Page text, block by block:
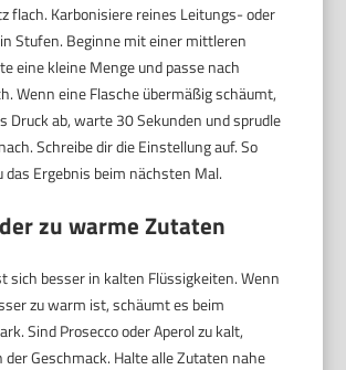
flach. Karbonisiere reines Leitungs- oder
Stufen. Beginne mit einer mittleren
eine kleine Menge und passe nach
Wenn eine Flasche übermäßig schäumt,
Druck ab, warte 30 Sekunden und sprudle
Schreibe dir die Einstellung auf. So
das Ergebnis beim nächsten Mal.
zu warme Zutaten
sich besser in kalten Flüssigkeiten. Wenn
zu warm ist, schäumt es beim
Sind Prosecco oder Aperol zu kalt,
Geschmack. Halte alle Zutaten nahe